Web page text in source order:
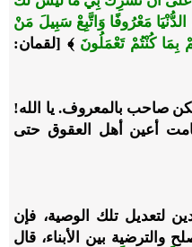
مَعْرُوفًا وَاتَّبِعْ سَبِيلَ مَنْ
بِمَا كُنْتُمْ تَعْمَلُونَ ﴾ [لقمان:
صاحب بالمعروف. يا الله!
أعين أهل العقوق حتى
لتعديل تلك الوصية، فإن
والترضية بين الأبناء، قال